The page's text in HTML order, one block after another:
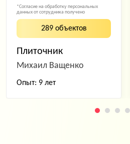
*Согласие на обработку персональных
данных от сотрудника получено
289 объектов
Плиточник
Михаил Ващенко
Опыт: 9 лет